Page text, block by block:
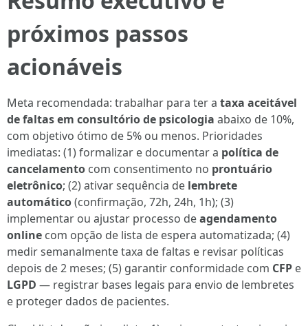
próximos passos
acionáveis
Meta recomendada: trabalhar para ter a taxa aceitável
de faltas em consultório de psicologia abaixo de 10%,
com objetivo ótimo de 5% ou menos. Prioridades
imediatas: (1) formalizar e documentar a política de
cancelamento com consentimento no prontuário
eletrônico; (2) ativar sequência de lembrete
automático(confirmação, 72h, 24h, 1h); (3)
implementar ou ajustar processo deagendamento
online com opção de lista de espera automatizada; (4)
medir semanalmente taxa de faltas e revisar políticas
depois de 2 meses; (5) garantir conformidade com CFP e
LGPD — registrar bases legais para envio de lembretes
e proteger dados de pacientes.